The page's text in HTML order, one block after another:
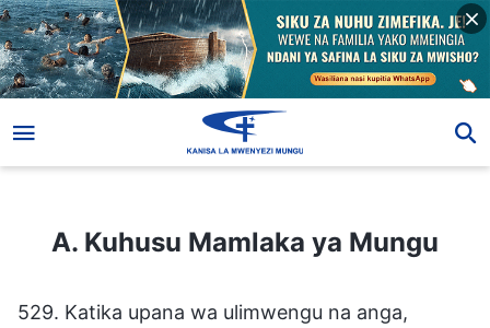
A. Kuhusu Mamlaka ya Mungu
A. Kuhusu Mamlaka ya Mungu
529. Katika upana wa ulimwengu na anga,